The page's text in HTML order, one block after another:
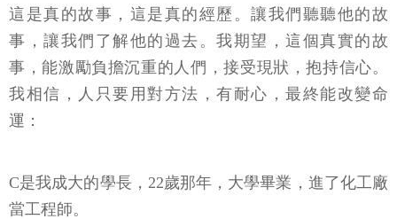
這是真的故事，這是真的經歷。讓我們聽聽他的故
事，讓我們了解他的過去。我期望，這個真實的故
事，能激勵負擔沉重的人們，接受現狀，抱持信心。
我相信，人只要用對方法，有耐心，最終能改變命
運：
C是我成大的學長，22歲那年，大學畢業，進了化工廠
當工程師。